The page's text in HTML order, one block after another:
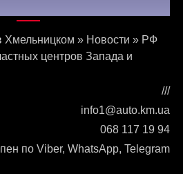
» Новости » РФ
центров Запада и
///
info1@auto.km.ua
068 117 19 94
по Viber, WhatsApp, Telegram